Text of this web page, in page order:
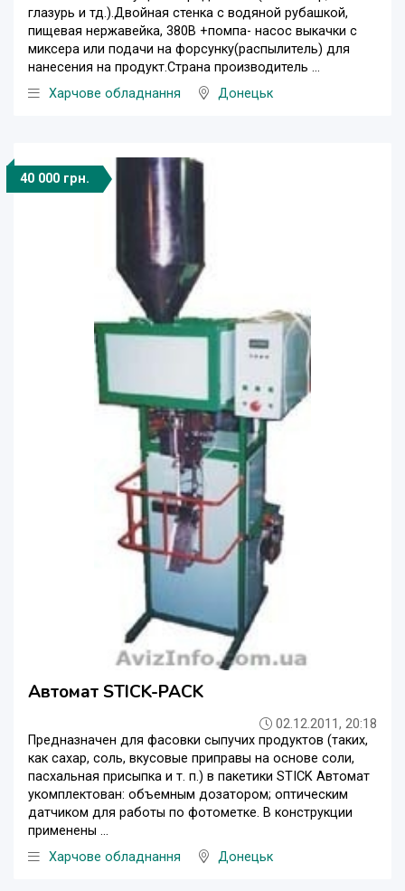
глазурь и тд.).Двойная стенка с водяной рубашкой,
пищевая нержавейка, 380В +помпа- насос выкачки с
миксера или подачи на форсунку(распылитель) для
нанесения на продукт.Страна производитель ...
Харчове обладнання
Донецьк
40 000 грн.
Автомат STICK-PACK
02.12.2011, 20:18
Предназначен для фасовки сыпучих продуктов (таких,
как сахар, соль, вкусовые приправы на основе соли,
пасхальная присыпка и т. п.) в пакетики STICK Автомат
укомплектован: объемным дозатором; оптическим
датчиком для работы по фотометке. В конструкции
применены ...
Харчове обладнання
Донецьк